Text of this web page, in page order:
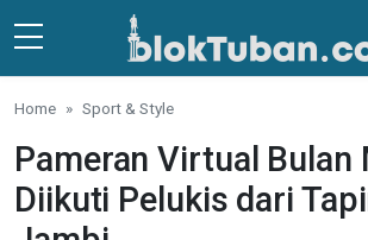
Skip to main content
Home Sport & Style
Pameran Virtual Bulan
Diikuti Pelukis dari